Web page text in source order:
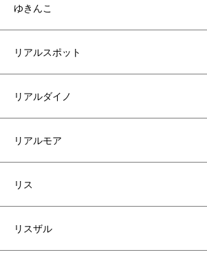
ゆきんこ
リアルスポット
リアルダイノ
リアルモア
リス
リスザル